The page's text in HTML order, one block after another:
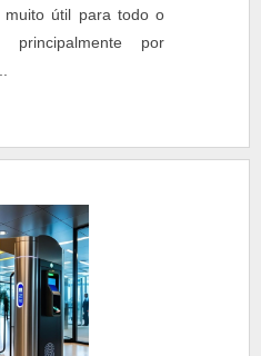
muito útil para todo o
por